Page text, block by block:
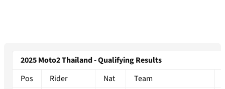
2025 Moto2 Thailand - Qualifying Results
Pos
Rider Nat Team